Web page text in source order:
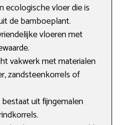
ecologische vloer die is
de bamboeplant.
vloeren met
vakwerk met materialen
zandsteenkorrels of
uit fijngemalen